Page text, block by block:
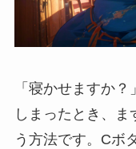
「寝かせますか
しまったとき、
う方法です。Cボ